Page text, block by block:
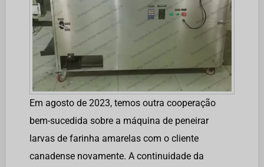
Em agosto de 2023, temos outra cooperação
bem-sucedida sobre a máquina de peneirar
larvas de farinha amarelas com o cliente
canadense novamente. A continuidade da